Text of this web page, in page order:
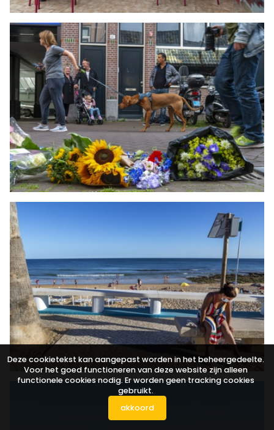
Deze cookietekst kan aangepast worden in het beheergedeelte.
Voor het goed functioneren van deze website zijn alleen
functionele cookies nodig. Er worden geen tracking cookies
gebruikt.
akkoord